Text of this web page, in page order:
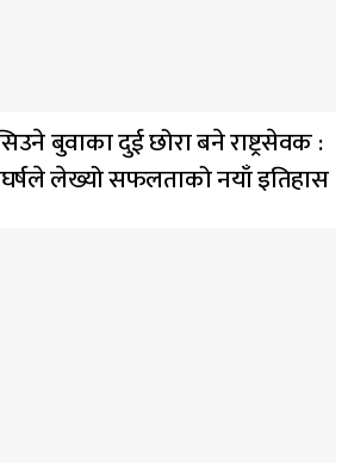
बुवाका दुई छोरा बने राष्ट्रसेवक :
लेख्यो सफलताको नयाँ इतिहास